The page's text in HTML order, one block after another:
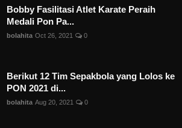
Bobby Fasilitasi Atlet Karate Peraih
Medali Pon Pa...
bolahita Oct 26, 2021 0
Berikut 12 Tim Sepakbola yang Lolos ke
PON 2021 di...
bolahita Aug 20, 2021 0